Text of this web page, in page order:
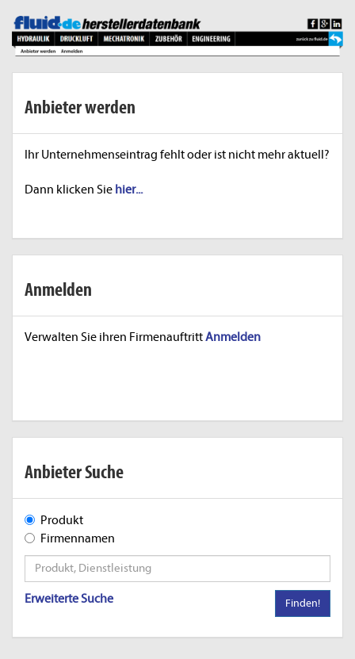
Anbieter werden
Ihr Unternehmenseintrag fehlt oder ist nicht mehr aktuell?
Dann klicken Sie hier...
Anmelden
Verwalten Sie ihren FirmenauftrittAnmelden
Anbieter Suche
Produkt
Firmennamen
Erweiterte Suche Finden!